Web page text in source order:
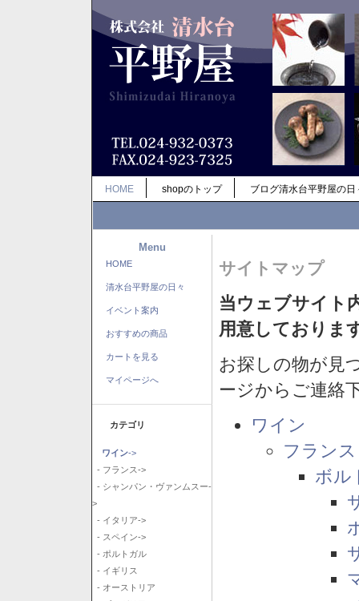
HOME shopのトップ ブログ清水台平野屋の日
Menu
HOME
清水台平野屋の日々
イベント案内
おすすめの商品
カートを見る
マイページへ
カテゴリ
ワイン->
- フランス->
- シャンパン・ヴァンムスー-
>
- イタリア->
- スペイン->
- ポルトガル
- イギリス
- オーストリア
サイトマップ
当ウェブサイト
用意しておりま
お探しの物が見
ージからご連絡
ワイン
フランス
ボル